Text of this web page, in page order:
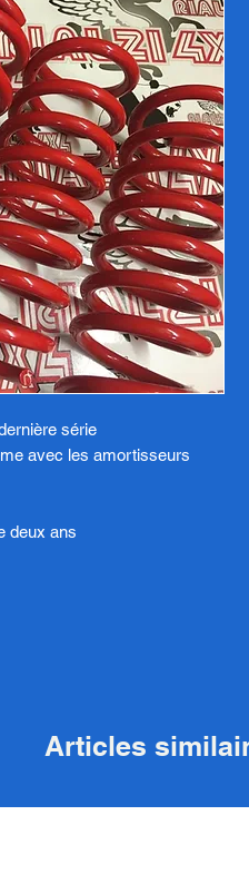
série
avec les amortisseurs
deux ans
Articles